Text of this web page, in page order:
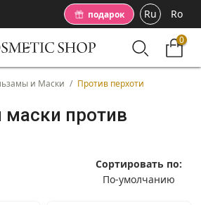
подарок Ru Ro
0
и Маски / Против перхоти
против
Сортировать по: